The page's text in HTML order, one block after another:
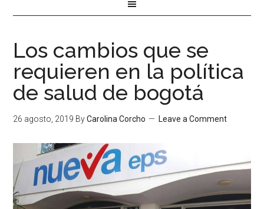
Los cambios que se
requieren en la política
de salud de bogotá
26 agosto, 2019 ByCarolina Corcho Leave a Comment